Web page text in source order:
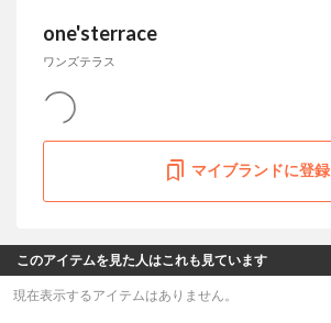
one'sterrace
ワンズテラス
マイブランドに登録
このアイテムを見た人はこれも見ています
現在表示するアイテムはありません。